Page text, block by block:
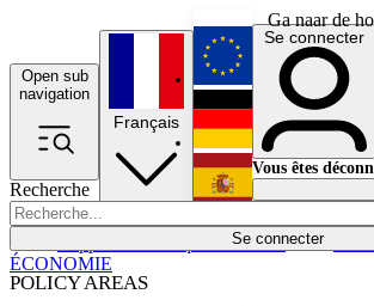
Ga naar de
Open sub
navigation
Recherche
Se connecter
POLICY AREAS
Économie
Français
English
Deutsch
Español
Se connecter
Vous êtes
ÉCONOMIE